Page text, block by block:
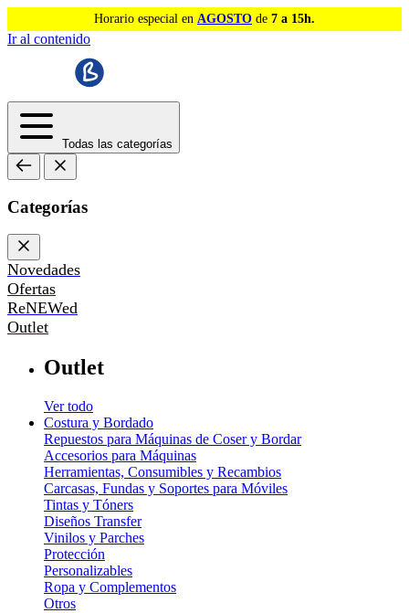
Horario especial en AGOSTO de 7 a 15h.
Ir al contenido
Todas las categorías
Categorías
Novedades
Ofertas
ReNEWed
Outlet
Outlet
Ver todo
Costura y Bordado
Repuestos para Máquinas de Coser y Bordar
Accesorios para Máquinas
Herramientas, Consumibles y Recambios
Carcasas, Fundas y Soportes para Móviles
Tintas y Tóners
Diseños Transfer
Vinilos y Parches
Protección
Personalizables
Ropa y Complementos
Otros